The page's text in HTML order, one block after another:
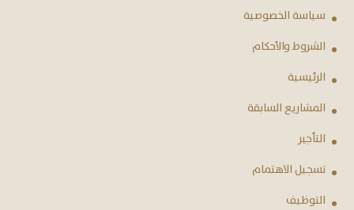
سياسة الخصوصية
الشروط والأحكام
الرئيسية
المشاريع السابقة
التأجير
تسجيل الاهتمام
التوظيف